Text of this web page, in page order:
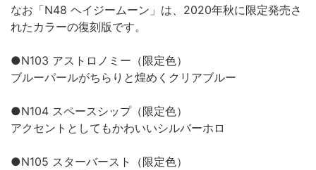
なお「N48 ヘイジームーン」は、2020年秋に限定発売さ
れたカラーの復刻版です。
●N103 アストロノミー（限定色）
ブルーパールがちらりと煌めくクリアブルー
●N104 スペースシップ（限定色）
アクセントとしてもかわいいシルバーホロ
●N105 スターバースト（限定色）